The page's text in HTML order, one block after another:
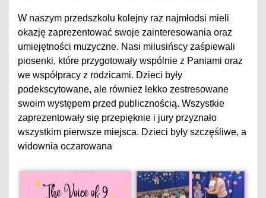
W naszym przedszkolu kolejny raz najmłodsi mieli
okazję zaprezentować swoje zainteresowania oraz
umiejętności muzyczne. Nasi milusińscy zaśpiewali
piosenki, które przygotowały wspólnie z Paniami oraz
we współpracy z rodzicami. Dzieci były
podekscytowane, ale również lekko zestresowane
swoim występem przed publicznością. Wszystkie
zaprezentowały się przepięknie i jury przyznało
wszystkim pierwsze miejsca. Dzieci były szczęśliwe, a
widownia oczarowana